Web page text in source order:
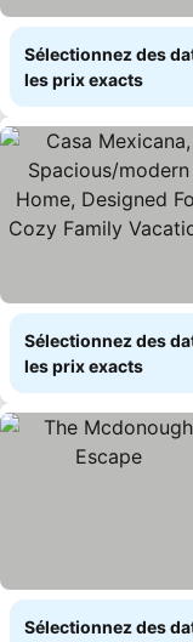
Sélectionnez des
les prix exacts
Sélectionnez des
les prix exacts
Sélectionnez des